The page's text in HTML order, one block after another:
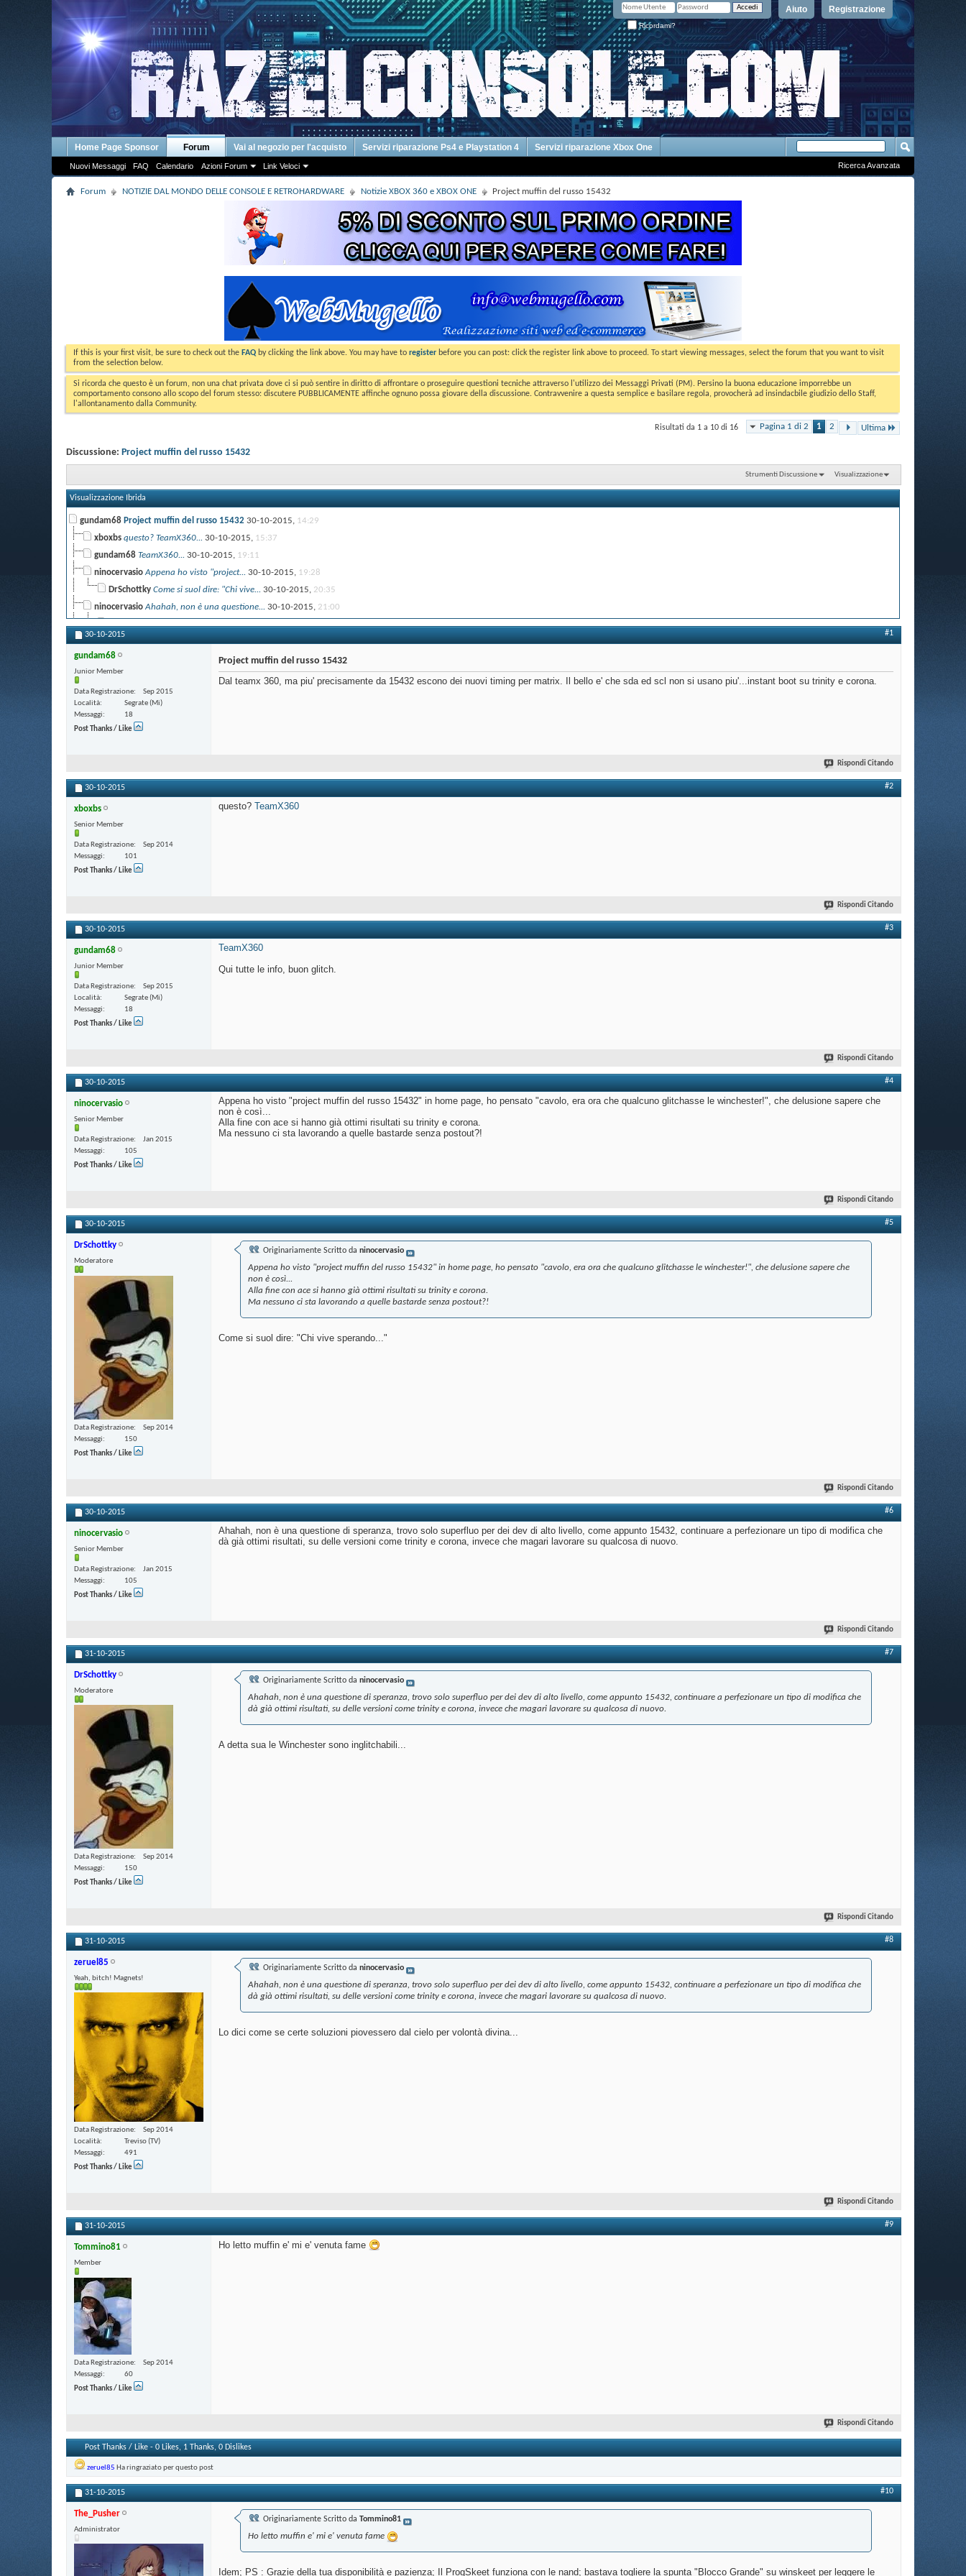
Registrazione
Aiuto
Ricordami?
Home Page Sponsor Forum
Nuovi Messaggi FAQ Calendario Azioni Forum Link Veloci
Vai al negozio per l'acquisto Servizi riparazione Ps4 e Playstation 4 Servizi riparazione Xbox One
Ricerca Avanzata
Forum NOTIZIE DAL MONDO DELLE CONSOLE E RETROHARDWARE Notizie XBOX 360 e XBOX ONE Project muffin del russo 15432
If this is your first visit, be sure to check out the FAQ by clicking the link above. You may have to register before you can post: click the register link above to proceed. To start viewing messages, select the forum that you want to visit
from the selection below.
Si ricorda che questo è un forum, non una chat privata dove ci si può sentire in diritto di affrontare o proseguire questioni tecniche attraverso l'utilizzo dei Messaggi Privati (PM). Persino la buona educazione imporrebbe un
comportamento consono allo scopo del forum stesso: discutere PUBBLICAMENTE affinche ognuno possa giovare della discussione. Contravvenire a questa semplice e basilare regola, provocherà ad insindacbile giudizio dello Staff,
l'allontanamento dalla Community.
Pagina 1 di 2 1 2 Ultima
Risultati da 1 a 10 di 16
Discussione: Project muffin del russo 15432
Strumenti Discussione Visualizzazione
Visualizzazione Ibrida
gundam68 Project muffin del russo 15432 30-10-2015, 14:29
xboxbs questo? TeamX360... 30-10-2015, 15:37
gundam68 TeamX360... 30-10-2015, 19:11
ninocervasio Appena ho visto "project... 30-10-2015, 19:28
DrSchottky Come si suol dire: "Chi vive... 30-10-2015, 20:35
ninocervasio Ahahah, non è una questione... 30-10-2015, 21:00
DrSchottky A detta sua le Winchester...31-10-2015,00:03
zeruel85 Lo dici come se certe...31-10-2015,09:22
Tommino81
Ho letto muffin e' mi e'...31-10-2015,00:09
The_Pusher
Idem; PS : Grazie della tua... 31-10-2015, 00:54
zeruel85 Pusher, scusa se non ti ho...
Worf
Ciao. I timing muffin dove...
Pa0l0ne Instabili? Io davvero non so...
Pa0l0ne Che poi, il glitch è...26-02-2017,19:57
30-10-2015 #1
gundam68
Junior Member
Data Registrazione
Sep 2015
Località
Segrate (Mi)
Messaggi
18
Post Thanks / Like
Project muffin del russo 15432
Dal teamx 360, ma piu' precisamente da 15432 escono dei nuovi timing per matrix. Il bello e' che sda ed scl non si usano piu'...instant boot su trinity e corona.
Rispondi Citando
30-10-2015 #2
xboxbs
Senior Member
Data Registrazione
Sep 2014
Messaggi
101
Post Thanks / Like
questo? TeamX360
Rispondi Citando
30-10-2015 #3
gundam68
Junior Member
Data Registrazione
Sep 2015
Località
Segrate (Mi)
Messaggi
18
Post Thanks / Like
TeamX360
Qui tutte le info, buon glitch.
Rispondi Citando
30-10-2015 #4
ninocervasio
Senior Member
Data Registrazione
Jan 2015
Messaggi
105
Post Thanks / Like
Appena ho visto "project muffin del russo 15432" in home page, ho pensato "cavolo, era ora che qualcuno glitchasse le winchester!", che delusione sapere che
non è così...
Alla fine con ace si hanno già ottimi risultati su trinity e corona.
Ma nessuno ci sta lavorando a quelle bastarde senza postout?!
Rispondi Citando
30-10-2015 #5
DrSchottky
Moderatore
Data Registrazione
Sep 2014
Messaggi
150
Post Thanks / Like
Originariamente Scritto da ninocervasio
Appena ho visto "project muffin del russo 15432" in home page, ho pensato "cavolo, era ora che qualcuno glitchasse le winchester!", che delusione sapere che
non è così...
Alla fine con ace si hanno già ottimi risultati su trinity e corona.
Ma nessuno ci sta lavorando a quelle bastarde senza postout?!
Come si suol dire: "Chi vive sperando..."
Rispondi Citando
30-10-2015 #6
ninocervasio
Senior Member
Data Registrazione
Jan 2015
Messaggi
105
Post Thanks / Like
Ahahah, non è una questione di speranza, trovo solo superfluo per dei dev di alto livello, come appunto 15432, continuare a perfezionare un tipo di modifica che
dà già ottimi risultati, su delle versioni come trinity e corona, invece che magari lavorare su qualcosa di nuovo.
Rispondi Citando
31-10-2015 #7
DrSchottky
Moderatore
Data Registrazione
Sep 2014
Messaggi
150
Post Thanks / Like
Originariamente Scritto da ninocervasio
Ahahah, non è una questione di speranza, trovo solo superfluo per dei dev di alto livello, come appunto 15432, continuare a perfezionare un tipo di modifica che
dà già ottimi risultati, su delle versioni come trinity e corona, invece che magari lavorare su qualcosa di nuovo.
A detta sua le Winchester sono inglitchabili...
Rispondi Citando
31-10-2015 #8
zeruel85
Yeah, bitch! Magnets!
Data Registrazione
Sep 2014
Località
Treviso (TV)
Messaggi
491
Post Thanks / Like
Originariamente Scritto da ninocervasio
Ahahah, non è una questione di speranza, trovo solo superfluo per dei dev di alto livello, come appunto 15432, continuare a perfezionare un tipo di modifica che
dà già ottimi risultati, su delle versioni come trinity e corona, invece che magari lavorare su qualcosa di nuovo.
Lo dici come se certe soluzioni piovessero dal cielo per volontà divina...
Rispondi Citando
31-10-2015 #9
Tommino81
Member
Data Registrazione
Sep 2014
Messaggi
60
Post Thanks / Like
Ho letto muffin e' mi e' venuta fame
Rispondi Citando
Post Thanks / Like - 0 Likes, 1 Thanks, 0 Dislikes
zeruel85 Ha ringraziato per questo post
31-10-2015 #10
The_Pusher
Administrator
Originariamente Scritto da Tommino81
Ho letto muffin e' mi e' venuta fame
Idem; PS : Grazie della tua disponibilità e pazienza; Il ProgSkeet funziona con le nand; bastava togliere la spunta "Blocco Grande" su winskeet per leggere le